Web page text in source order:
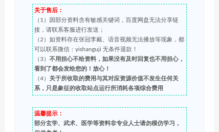
关于售后：
（1）因部分资料含有敏感关键词，百度网盘无法分享链
接，请联系客服进行发送；
（2）如资料存在张冠李戴、语音视频无法播放等现象，都
可以联系微信：yishanguji 无条件退款！
（3） 不用担心不给资料，如果没有及时回复也不用担心，
看到了都会发给您的！放心！
（4） 关于所收取的费用与其对应资源价值不发生任何关
系，只是象征的收取站点运行所消耗各项综合费用
温馨提示：
部分玄学、武术、医学等资料非专业人士请勿模仿学习，